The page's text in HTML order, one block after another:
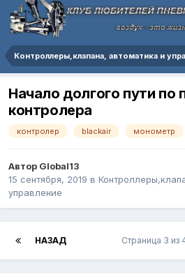
Контроллеры,клапана, автоматика и
Начало долгого пути по
контролера
контролер blackair монометр
Автор Global13
15 сентября, 2019 в
управление
НАЗАД Страница 3 из